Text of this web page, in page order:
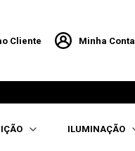
Cliente Minha Conta
ILUMINAÇÃO